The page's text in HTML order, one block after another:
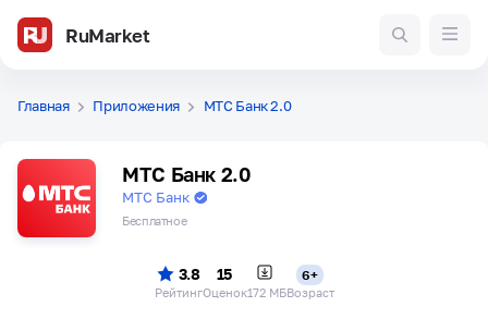
RuMarket
Главная Приложения МТС Банк 2.0
МТС Банк 2.0
МТС Банк
Бесплатное
3.8
Рейтинг
15
Оценок172 МБ
6+
Возраст